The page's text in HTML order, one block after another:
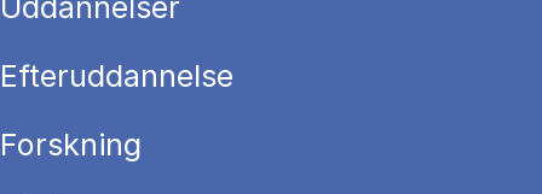
Uddannelser
Efteruddannelse
Forskning